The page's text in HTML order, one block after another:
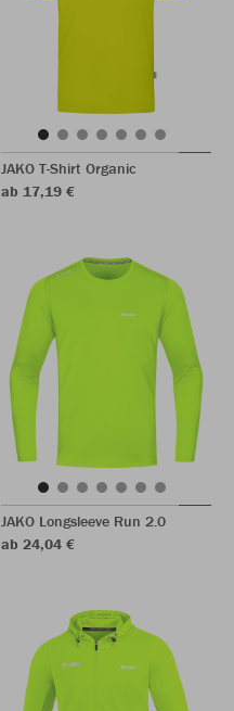
JAKO T-Shirt Organic
ab 17,19 €
JAKO Longsleeve Run 2.0
ab 24,04 €